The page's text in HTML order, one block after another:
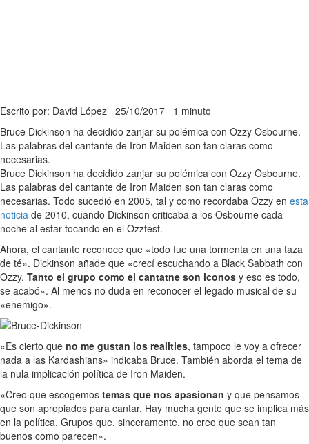
Escrito por: David López 25/10/2017 1 minuto
Bruce Dickinson ha decidido zanjar su polémica con Ozzy Osbourne.
Las palabras del cantante de Iron Maiden son tan claras como
necesarias.
Bruce Dickinson ha decidido zanjar su polémica con Ozzy Osbourne.
Las palabras del cantante de Iron Maiden son tan claras como
necesarias. Todo sucedió en 2005, tal y como recordaba Ozzy en esta
noticia de 2010, cuando Dickinson criticaba a los Osbourne cada
noche al estar tocando en el Ozzfest.
Ahora, el cantante reconoce que «todo fue una tormenta en una taza
de té». Dickinson añade que «crecí escuchando a Black Sabbath con
Ozzy. Tanto el grupo como el cantatne son iconos y eso es todo,
se acabó». Al menos no duda en reconocer el legado musical de su
«enemigo».
«Es cierto que no me gustan los realities, tampoco le voy a ofrecer
nada a las Kardashians» indicaba Bruce. También aborda el tema de
la nula implicación política de Iron Maiden.
«Creo que escogemos temas que nos apasionan y que pensamos
que son apropiados para cantar. Hay mucha gente que se implica más
en la política. Grupos que, sinceramente, no creo que sean tan
buenos como parecen».